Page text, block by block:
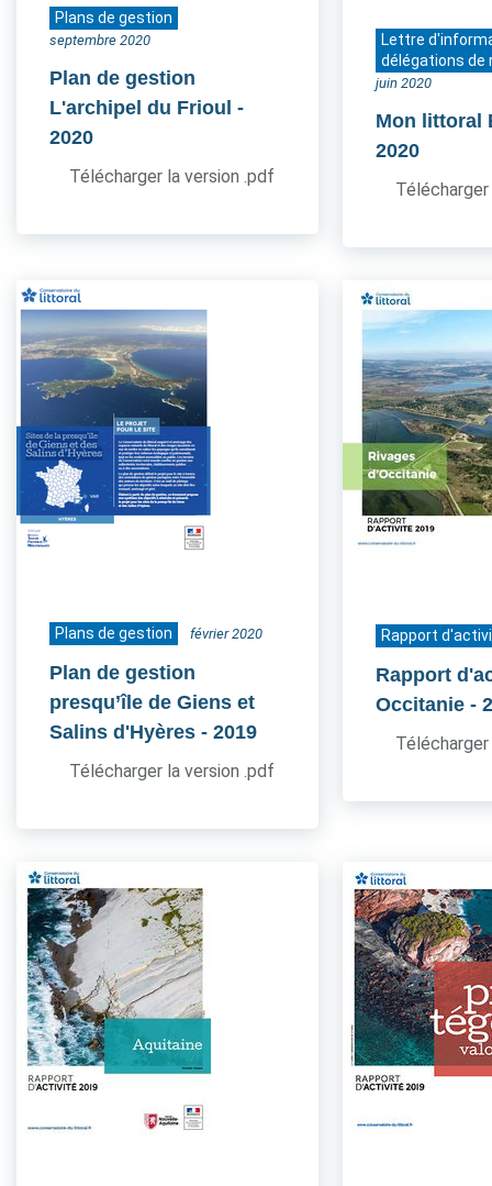
Plans de gestion
septembre 2020
Plan de gestion
L'archipel du Frioul -
2020
Télécharger la version .pdf
Lettre
délégations de
juin 2020
Mon littoral
2020
Plans de gestion février 2020
Plan de gestion
presqu’île de Giens et
Salins d'Hyères - 2019
Télécharger la version .pdf
Rapport
Rapport
Occitanie -